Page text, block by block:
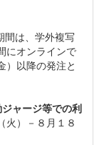
間は、学外複写
にオンラインで
）以降の発注と
ャージ等での利
火）－８月１８